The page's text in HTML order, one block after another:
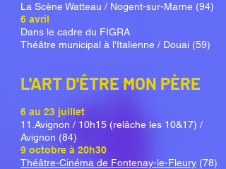
La Scène Watteau / Nogent-sur-Marne (94)
6 avril
Dans le cadre du FIGRA
Théâtre municipal à l'Italienne / Douai (59)
L'ART D'ÊTRE MON PÈRE
6 au 23 juillet
11.Avignon / 10h15 (relâche les 10&17) /
Avignon (84)
9 octobre à 20h30
Théâtre-Cinéma de Fontenay-le-Fleury (78)